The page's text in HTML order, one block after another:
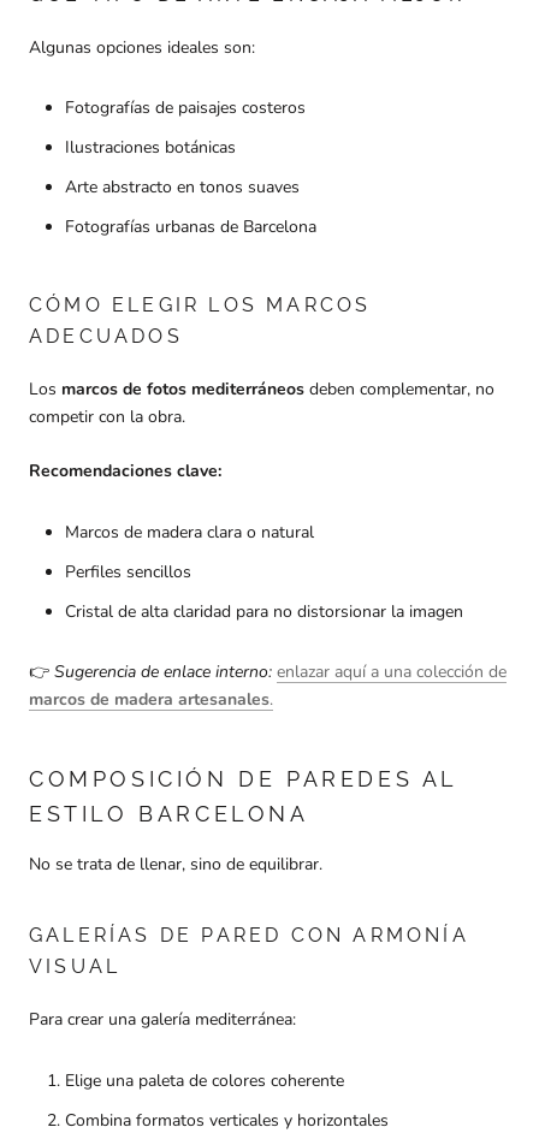
Algunas opciones ideales son:
Fotografías de paisajes costeros
Ilustraciones botánicas
Arte abstracto en tonos suaves
Fotografías urbanas de Barcelona
CÓMO ELEGIR LOS MARCOS
ADECUADOS
Los marcos de fotos mediterráneos deben complementar, no
competir con la obra.
Recomendaciones clave:
Marcos de madera clara o natural
Perfiles sencillos
Cristal de alta claridad para no distorsionar la imagen
👉 Sugerencia de enlace interno: enlazar aquí a una colección de
marcos de madera artesanales.
COMPOSICIÓN DE PAREDES AL
ESTILO BARCELONA
No se trata de llenar, sino de equilibrar.
GALERÍAS DE PARED CON ARMONÍA
VISUAL
Para crear una galería mediterránea:
Elige una paleta de colores coherente
Combina formatos verticales y horizontales